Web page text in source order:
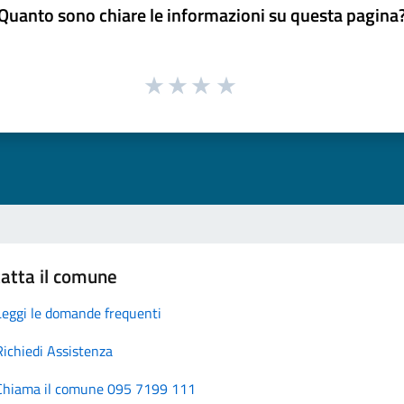
sono chiare le informazioni su questa
il comune
le domande frequenti
Assistenza
il comune 095 7199 111